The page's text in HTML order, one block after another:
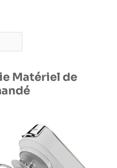
Matériel de